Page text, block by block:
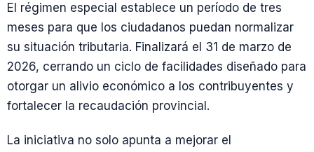
El régimen especial establece un período de tres
meses para que los ciudadanos puedan normalizar
su situación tributaria. Finalizará el 31 de marzo de
2026, cerrando un ciclo de facilidades diseñado para
otorgar un alivio económico a los contribuyentes y
fortalecer la recaudación provincial.
La iniciativa no solo apunta a mejorar el